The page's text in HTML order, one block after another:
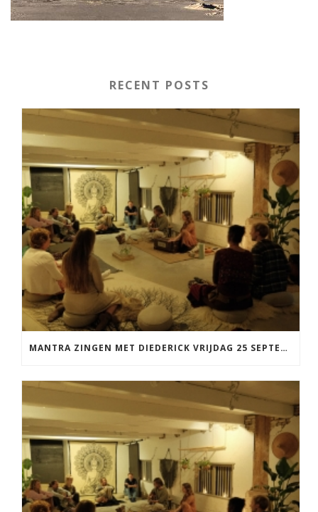
RECENT POSTS
MANTRA ZINGEN MET DIEDERICK VRIJDAG 25 SEPTEMBER EN 20 NOVEMBER